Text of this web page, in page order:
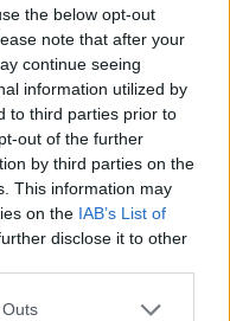
the below opt-out
note that after your
continue seeing
information utilized by
to third parties prior to
out of the further
by third parties on the
This information may
on the IAB’s List of
disclose it to other
one or more Google